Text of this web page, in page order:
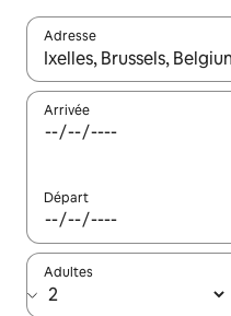
Adresse
Lorsque les résultats
Arrivée
Départ
Adultes